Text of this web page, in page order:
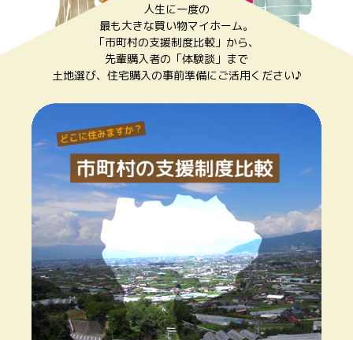
人生に一度の
最も大きな買い物マイホーム。
「市町村の支援制度比較」から、
先輩購入者の「体験談」まで
土地選び、住宅購入の事前準備にご活用ください♪